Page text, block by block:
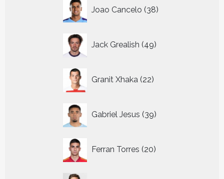
Joao Cancelo 38
producten
Jack Grealish 49
producten
Granit Xhaka 22
producten
Gabriel Jesus 39
producten
Ferran Torres 20
producten